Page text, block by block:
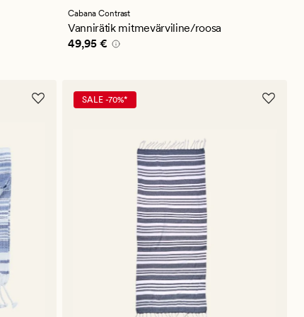
hinnanguga
4.5
Cabana Contrast
Vannirätik mitmevärviline/roosa
Pris_ee 49,95 €
49,95 €
SALE -70%*